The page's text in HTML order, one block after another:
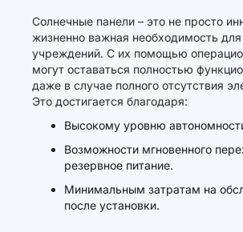
Солнечные панели – это не просто
жизненно важная необходимость
учреждений. С их помощью
могут оставаться полностью
даже в случае полного отсутствия
Это достигается благодаря:
Высокому уровню
Возможности мгновенного
резервное питание.
Минимальным затратам на
после установки.